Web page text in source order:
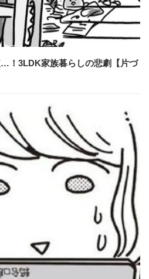
！3LDK家族暮らしの悲劇【片づ